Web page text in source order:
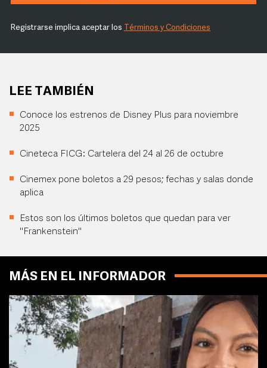
Registrarse implica aceptar los Términos y Condiciones
LEE TAMBIÉN
Conoce los estrenos de Disney Plus para noviembre
2025
Cineteca FICG: Cartelera del 24 al 26 de octubre
Cinemex pone boletos a 29 pesos; fechas y salas donde
aplica
Estos son los últimos boletos que quedan para ver
"Frankenstein"
MÁS EN EL INFORMADOR